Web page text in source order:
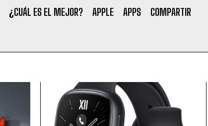
¿CUÁL ES EL MEJOR? APPLE APPS COMPARTIR